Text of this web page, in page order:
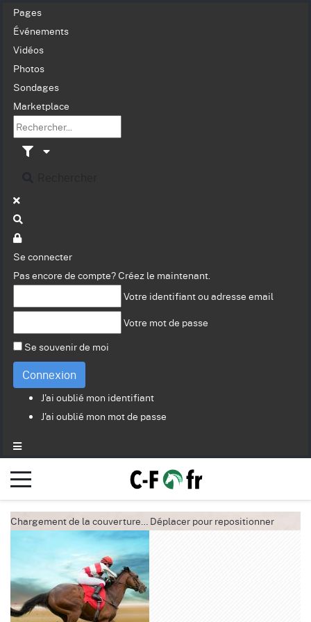
Pages
Événements
Vidéos
Photos
Sondages
Marketplace
Se connecter
Pas encore de compte? Créez le maintenant.
Votre identifiant ou adresse email
Votre mot de passe
Se souvenir de moi
Connexion
J'ai oublié mon identifiant
J'ai oublié mon mot de passe
Chargement de la couverture… Déplacer pour repositionner